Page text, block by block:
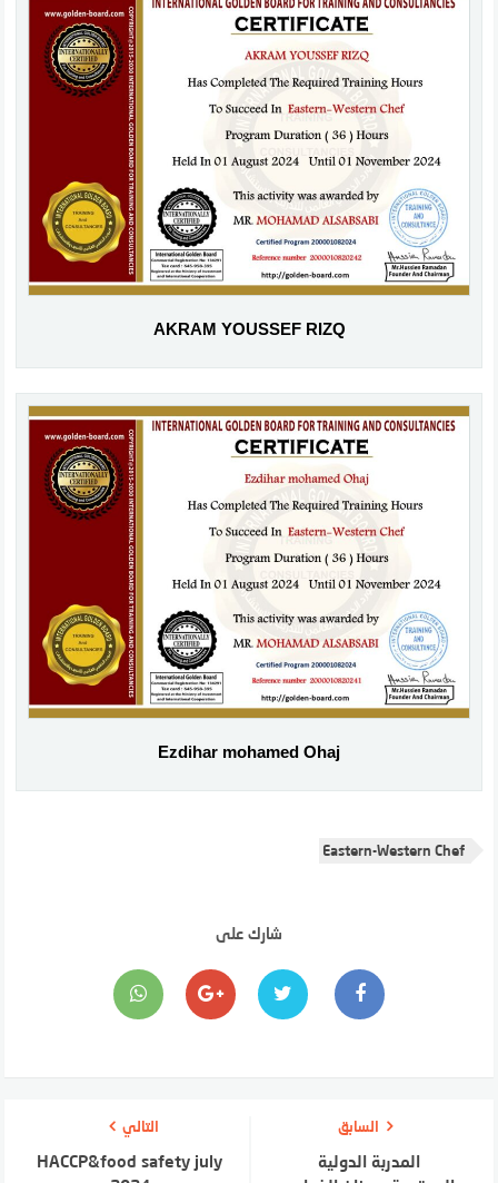
AKRAM YOUSSEF RIZQ
Ezdihar mohamed Ohaj
Eastern-Western Chef
شارك على
السابق
المدربة الدولية
التالي
HACCP&food safety july